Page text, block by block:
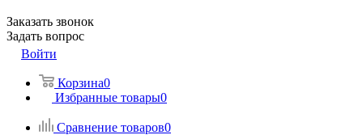
Заказать звонок
Задать вопрос
Войти
Корзина0
Избранные товары0
Сравнение товаров0